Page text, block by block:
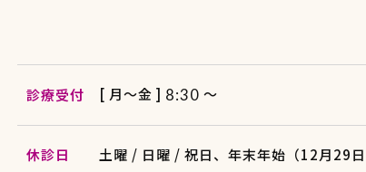
診療受付 [ 月〜金 ] 8:30 〜
休診日 土曜 / 日曜 / 祝日、 年末年始（12月29日